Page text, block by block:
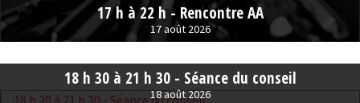
17 h à 22 h - Rencontre AA
17 août 2026
18 h 30 à 21 h 30 - Séance du conseil
18 août 2026